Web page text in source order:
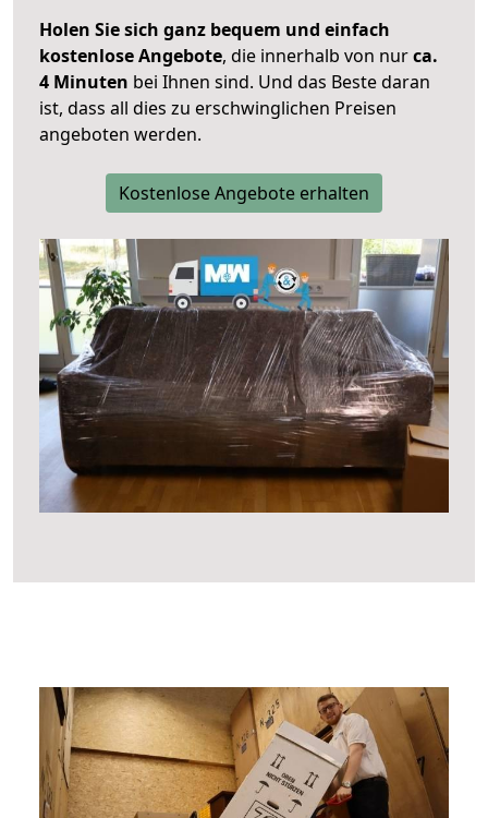
Holen Sie sich ganz bequem und einfach
kostenlose Angebote, die innerhalb von nurca.
4 Minuten bei Ihnen sind. Und das Beste daran
ist, dass all dies zu erschwinglichen Preisen
angeboten werden.
Kostenlose Angebote erhalten